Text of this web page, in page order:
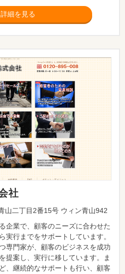
詳細を見る
社
山二丁目2番15号 ウィン青山942
企業で、顧客のニーズに合わせた
実行までをサポートしています。
専門家が、顧客のビジネスを成功
提案し、実行に移しています。ま
、継続的なサポートも行い、顧客